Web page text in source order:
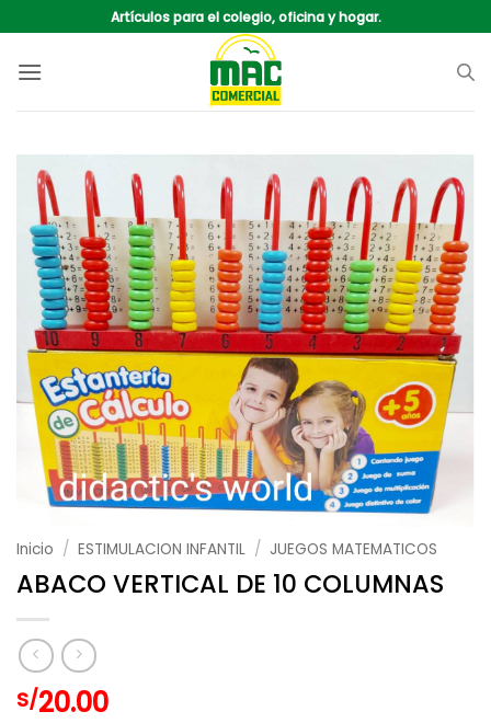
al
contenido
Artículos para el colegio, oficina y hogar.
Inicio / ESTIMULACION INFANTIL / JUEGOS MATEMATICOS
ABACO VERTICAL DE 10 COLUMNAS
S/20.00